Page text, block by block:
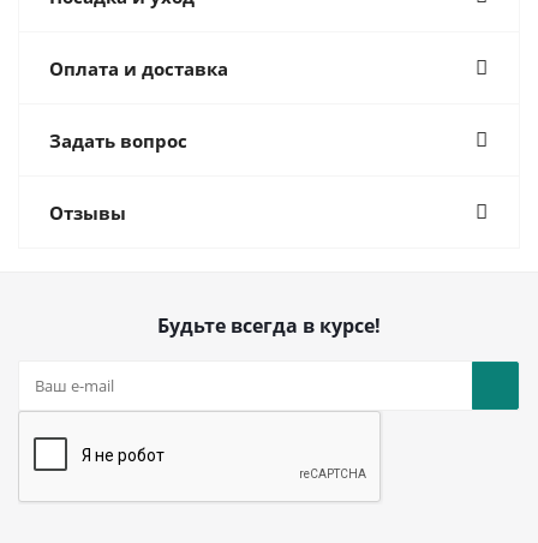
Оплата и доставка
Задать вопрос
Отзывы
Будьте всегда в курсе!